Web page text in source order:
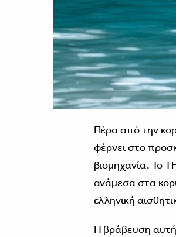
Πέρα από την
φέρνει στο
βιομηχανία. Το
ανάμεσα στα
ελληνική
Η βράβευση